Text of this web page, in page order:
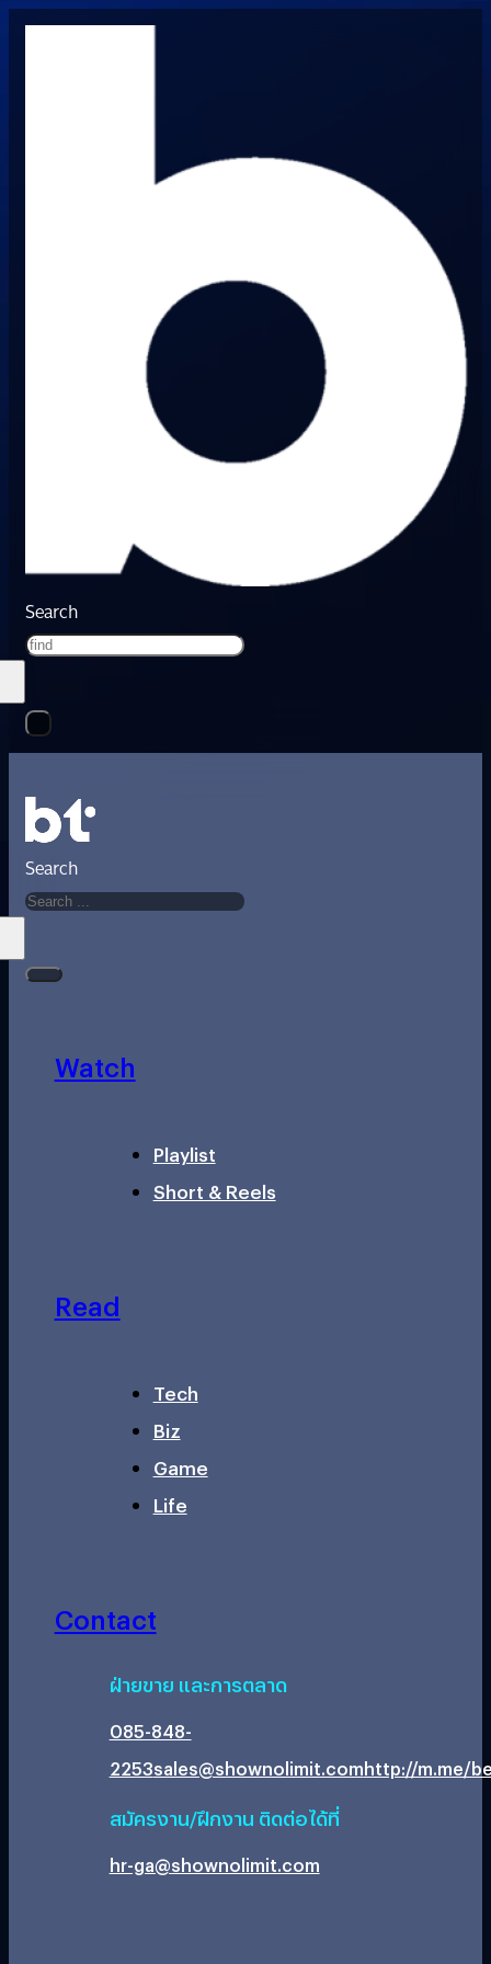
Search
Search
Watch
Playlist
Short & Reels
Read
Tech
Biz
Game
Life
Contact
ฝ่ายขาย และการตลาด
085-848-
2253sales@shownolimit.comhttp://m.me/
สมัครงาน/ฝึกงาน ติดต่อได้ที่
hr-ga@shownolimit.com